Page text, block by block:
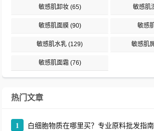
敏感肌卸妆(65) 敏感肌
敏感肌面膜(90) 敏感
敏感肌水乳 (129) 敏感肌
敏感肌面霜(76)
热门文章
1 白细胞物质在哪里买？专业原料批发指南